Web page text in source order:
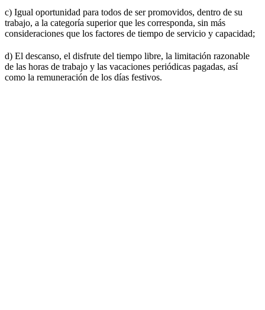
c) Igual oportunidad para todos de ser promovidos, dentro de su
trabajo, a la categoría superior que les corresponda, sin más
consideraciones que los factores de tiempo de servicio y capacidad;
d) El descanso, el disfrute del tiempo libre, la limitación razonable
de las horas de trabajo y las vacaciones periódicas pagadas, así
como la remuneración de los días festivos.